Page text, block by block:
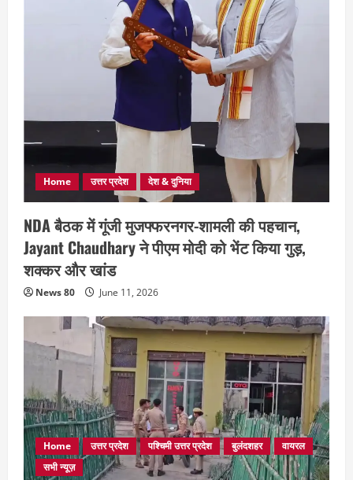
Home उत्तर प्रदेश देश & दुनिया
NDA बैठक में गूंजी मुजफ्फरनगर-शामली की पहचान,
Jayant Chaudhary ने पीएम मोदी को भेंट किया गुड़,
शक्कर और खांड
News 80 June 11, 2026
Home उत्तर प्रदेश पश्चिमी उत्तर प्रदेश बुलंदशहर
वायरल
सभी न्यूज़